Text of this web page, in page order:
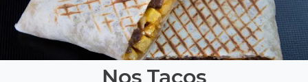
Nos Tacos